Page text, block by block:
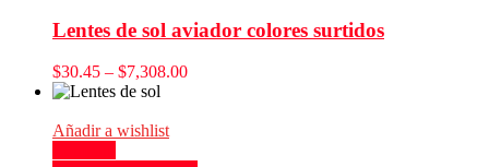
Lentes de sol aviador colores surtidos
$30.45 – $7,308.00
Añadir a wishlist